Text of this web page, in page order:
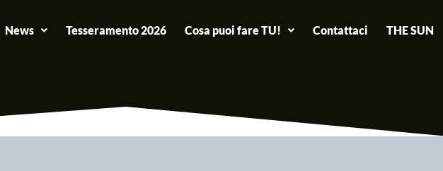
News Tesseramento 2026 Cosa puoi fare TU! Contattaci THE SUN